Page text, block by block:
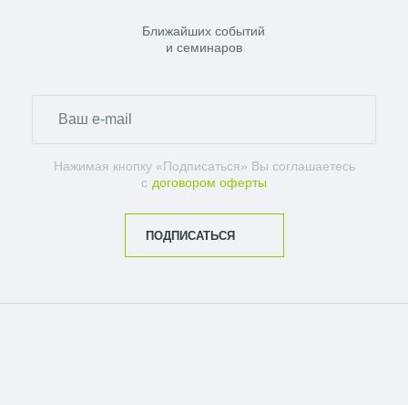
Ближайших событий
и семинаров
Нажимая кнопку «Подписаться» Вы соглашаетесь
с договором оферты
ПОДПИСАТЬСЯ